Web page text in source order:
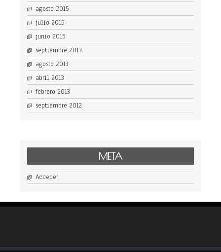
agosto 2015
julio 2015
junio 2015
septiembre 2013
agosto 2013
abril 2013
febrero 2013
septiembre 2012
META
Acceder